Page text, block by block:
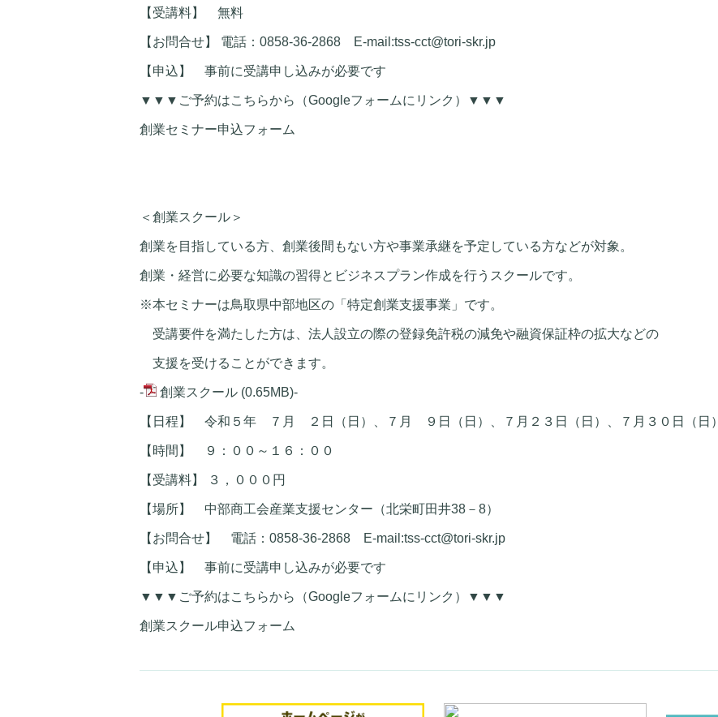
【受講料】 無料
【お問合せ】 電話：0858-36-2868 E-mail:tss-cct@tori-skr.jp
【申込】 事前に受講申し込みが必要です
▼▼▼ご予約はこちらから（Googleフォームにリンク）▼▼▼
創業セミナー申込フォーム
＜創業スクール＞
創業を目指している方、創業後間もない方や事業承継を予定している方などが対象。
創業・経営に必要な知識の習得とビジネスプラン作成を行うスクールです。
※本セミナーは鳥取県中部地区の「特定創業支援事業」です。
受講要件を満たした方は、法人設立の際の登録免許税の減免や融資保証枠の拡大などの
支援を受けることができます。
- 創業スクール (0.65MB)-
【日程】 令和５年 ７月 ２日（日）、７月 ９日（日）、７月２３日（日）、７月３０日（日）
【時間】 ９：００～１６：００
【受講料】 ３，０００円
【場所】 中部商工会産業支援センター（北栄町田井38－8）
【お問合せ】 電話：0858-36-2868 E-mail:tss-cct@tori-skr.jp
【申込】 事前に受講申し込みが必要です
▼▼▼ご予約はこちらから（Googleフォームにリンク）▼▼▼
創業スクール申込フォーム